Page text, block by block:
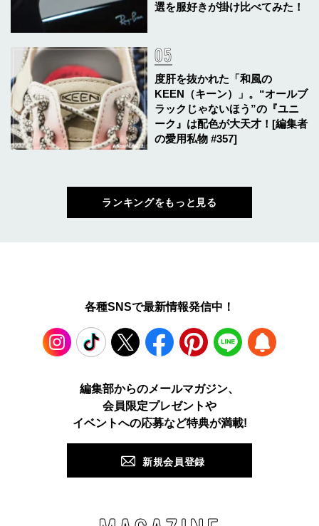
選を服好きが掛け比べてみた！
度肝を抜かれた「和風の
KEEN（キーン）」。“オールブ
ラックじゃないほう”の『ユニ
ーク』は配色が大天才！[編集者
の愛用私物 #357]
ランキングをもっと見る
各種SNSで最新情報発信中！
TikTok Facebook Pinterest LINE
編集部からのメールマガジン、
会員限定プレゼントや
イベントへの応募など特典が満載!
新規会員登録